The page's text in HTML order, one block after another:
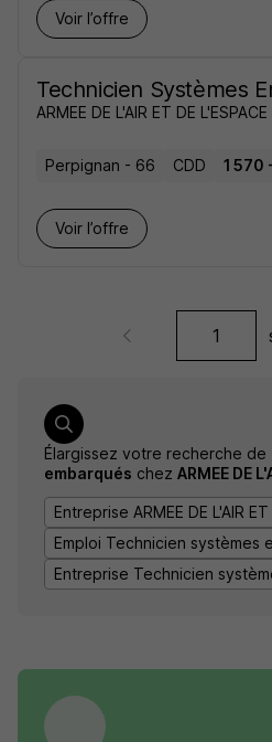
Voir l’offre
Technicien Systèmes
ARMEE DE L'AIR ET DE L'ESPACE
Perpignan - 66 CDD 1 570
Voir l’offre
Élargissez votre recherche de
embarqués chez ARMEE DE
Entreprise ARMEE DE L'AIR ET
Emploi Technicien systèmes
Entreprise Technicien